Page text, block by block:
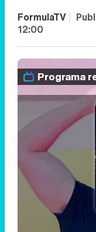
FormulaTV |
12:00
Programa